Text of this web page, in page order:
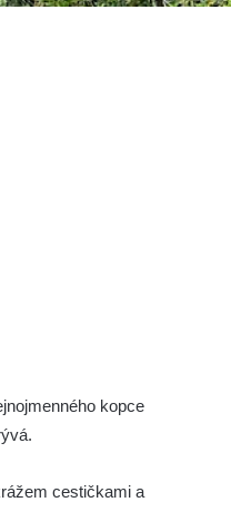
kopce
cestičkami a